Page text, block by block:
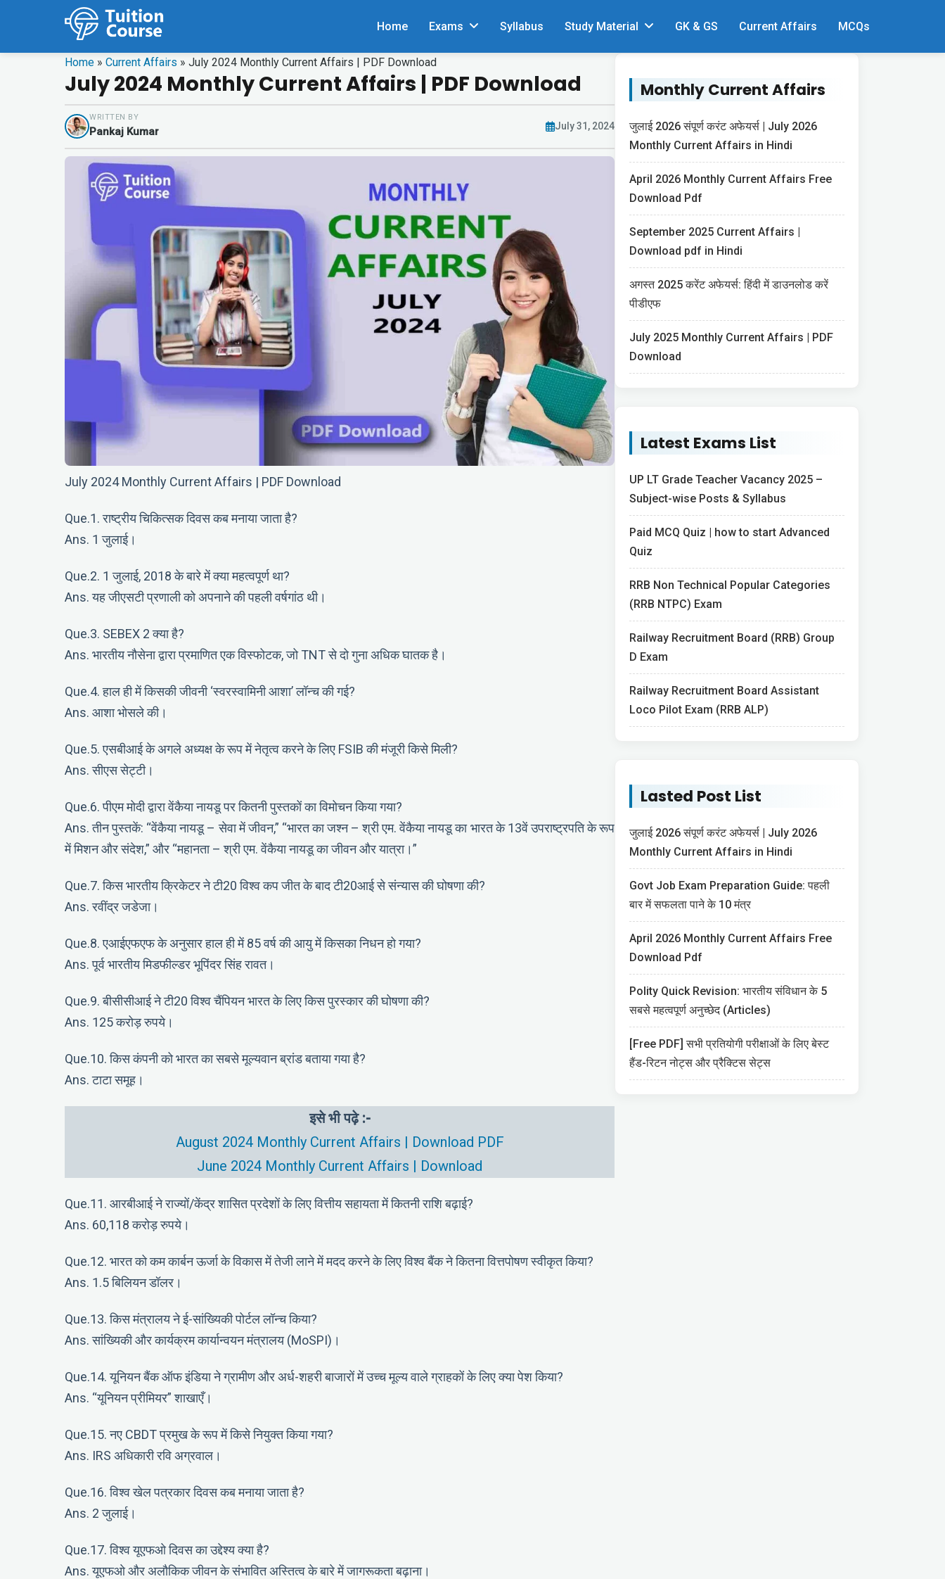
Home Exams Syllabus Study Material GK & GS Current Affairs MCQs
Home » Current Affairs » July 2024 Monthly Current Affairs | PDF Download
July 2024 Monthly Current Affairs | PDF Download
WRITTEN BY
Pankaj Kumar July 31, 2024
July 2024 Monthly Current Affairs | PDF Download
Que.1. राष्ट्रीय चिकित्सक दिवस कब मनाया जाता है?
Ans. 1 जुलाई।
Que.2. 1 जुलाई, 2018 के बारे में क्या महत्वपूर्ण था?
Ans. यह जीएसटी प्रणाली को अपनाने की पहली वर्षगांठ थी।
Que.3. SEBEX 2 क्या है?
Ans. भारतीय नौसेना द्वारा प्रमाणित एक विस्फोटक, जो TNT से दो गुना अधिक घातक है।
Que.4. हाल ही में किसकी जीवनी ‘स्वरस्वामिनी आशा’ लॉन्च की गई?
Ans. आशा भोसले की।
Que.5. एसबीआई के अगले अध्यक्ष के रूप में नेतृत्व करने के लिए FSIB की मंजूरी किसे मिली?
Ans. सीएस सेट्टी।
Que.6. पीएम मोदी द्वारा वेंकैया नायडू पर कितनी पुस्तकों का विमोचन किया गया?
Ans. तीन पुस्तकें: “वेंकैया नायडू – सेवा में जीवन,” “भारत का जश्न – श्री एम. वेंकैया नायडू का भारत के 13वें उपराष्ट्रपति के रूप
में मिशन और संदेश,” और “महानता – श्री एम. वेंकैया नायडू का जीवन और यात्रा।”
Que.7. किस भारतीय क्रिकेटर ने टी20 विश्व कप जीत के बाद टी20आई से संन्यास की घोषणा की?
Ans. रवींद्र जडेजा।
Que.8. एआईएफएफ के अनुसार हाल ही में 85 वर्ष की आयु में किसका निधन हो गया?
Ans. पूर्व भारतीय मिडफील्डर भूपिंदर सिंह रावत।
Que.9. बीसीसीआई ने टी20 विश्व चैंपियन भारत के लिए किस पुरस्कार की घोषणा की?
Ans. 125 करोड़ रुपये।
Que.10. किस कंपनी को भारत का सबसे मूल्यवान ब्रांड बताया गया है?
Ans. टाटा समूह।
इसे भी पढ़े :-
August 2024 Monthly Current Affairs | Download PDF
June 2024 Monthly Current Affairs | Download
Que.11. आरबीआई ने राज्यों/केंद्र शासित प्रदेशों के लिए वित्तीय सहायता में कितनी राशि बढ़ाई?
Ans. 60,118 करोड़ रुपये।
Que.12. भारत को कम कार्बन ऊर्जा के विकास में तेजी लाने में मदद करने के लिए विश्व बैंक ने कितना वित्तपोषण स्वीकृत किया?
Ans. 1.5 बिलियन डॉलर।
Que.13. किस मंत्रालय ने ई-सांख्यिकी पोर्टल लॉन्च किया?
Ans. सांख्यिकी और कार्यक्रम कार्यान्वयन मंत्रालय (MoSPI)।
Que.14. यूनियन बैंक ऑफ इंडिया ने ग्रामीण और अर्ध-शहरी बाजारों में उच्च मूल्य वाले ग्राहकों के लिए क्या पेश किया?
Ans. “यूनियन प्रीमियर” शाखाएँ।
Que.15. नए CBDT प्रमुख के रूप में किसे नियुक्त किया गया?
Ans. IRS अधिकारी रवि अग्रवाल।
Que.16. विश्व खेल पत्रकार दिवस कब मनाया जाता है?
Ans. 2 जुलाई।
Que.17. विश्व यूएफओ दिवस का उद्देश्य क्या है?
Ans. यूएफओ और अलौकिक जीवन के संभावित अस्तित्व के बारे में जागरूकता बढ़ाना।
Monthly Current Affairs
जुलाई 2026 संपूर्ण करंट अफेयर्स | July 2026
Monthly Current Affairs in Hindi
April 2026 Monthly Current Affairs Free
Download Pdf
September 2025 Current Affairs |
Download pdf in Hindi
अगस्त 2025 करेंट अफेयर्स: हिंदी में डाउनलोड करें
पीडीएफ
July 2025 Monthly Current Affairs | PDF
Download
Latest Exams List
UP LT Grade Teacher Vacancy 2025 –
Subject-wise Posts & Syllabus
Paid MCQ Quiz | how to start Advanced
Quiz
RRB Non Technical Popular Categories
(RRB NTPC) Exam
Railway Recruitment Board (RRB) Group
D Exam
Railway Recruitment Board Assistant
Loco Pilot Exam (RRB ALP)
Lasted Post List
जुलाई 2026 संपूर्ण करंट अफेयर्स | July 2026
Monthly Current Affairs in Hindi
Govt Job Exam Preparation Guide: पहली
बार में सफलता पाने के 10 मंत्र
April 2026 Monthly Current Affairs Free
Download Pdf
Polity Quick Revision: भारतीय संविधान के 5
सबसे महत्वपूर्ण अनुच्छेद (Articles)
[Free PDF] सभी प्रतियोगी परीक्षाओं के लिए बेस्ट
हैंड-रिटन नोट्स और प्रैक्टिस सेट्स